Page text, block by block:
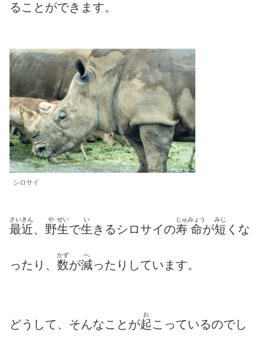
ることができます。
シロサイ
最近
さいきん
、 野
や
生
せい
で生
い
きるシロサイの寿
じゅ
命
みょう
が短
みじ
くな
ったり、 数
かず
が減
へ
ったりしています。
どうして、そんなことが起
お
こっているのでし